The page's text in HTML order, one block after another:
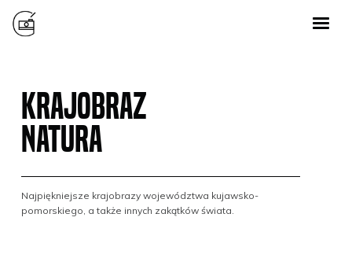
KRAJOBRAZ
NATURA
Najpiękniejsze krajobrazy województwa kujawsko-
pomorskiego, a także innych zakątków świata.
O mnie
Usługi
O mnie